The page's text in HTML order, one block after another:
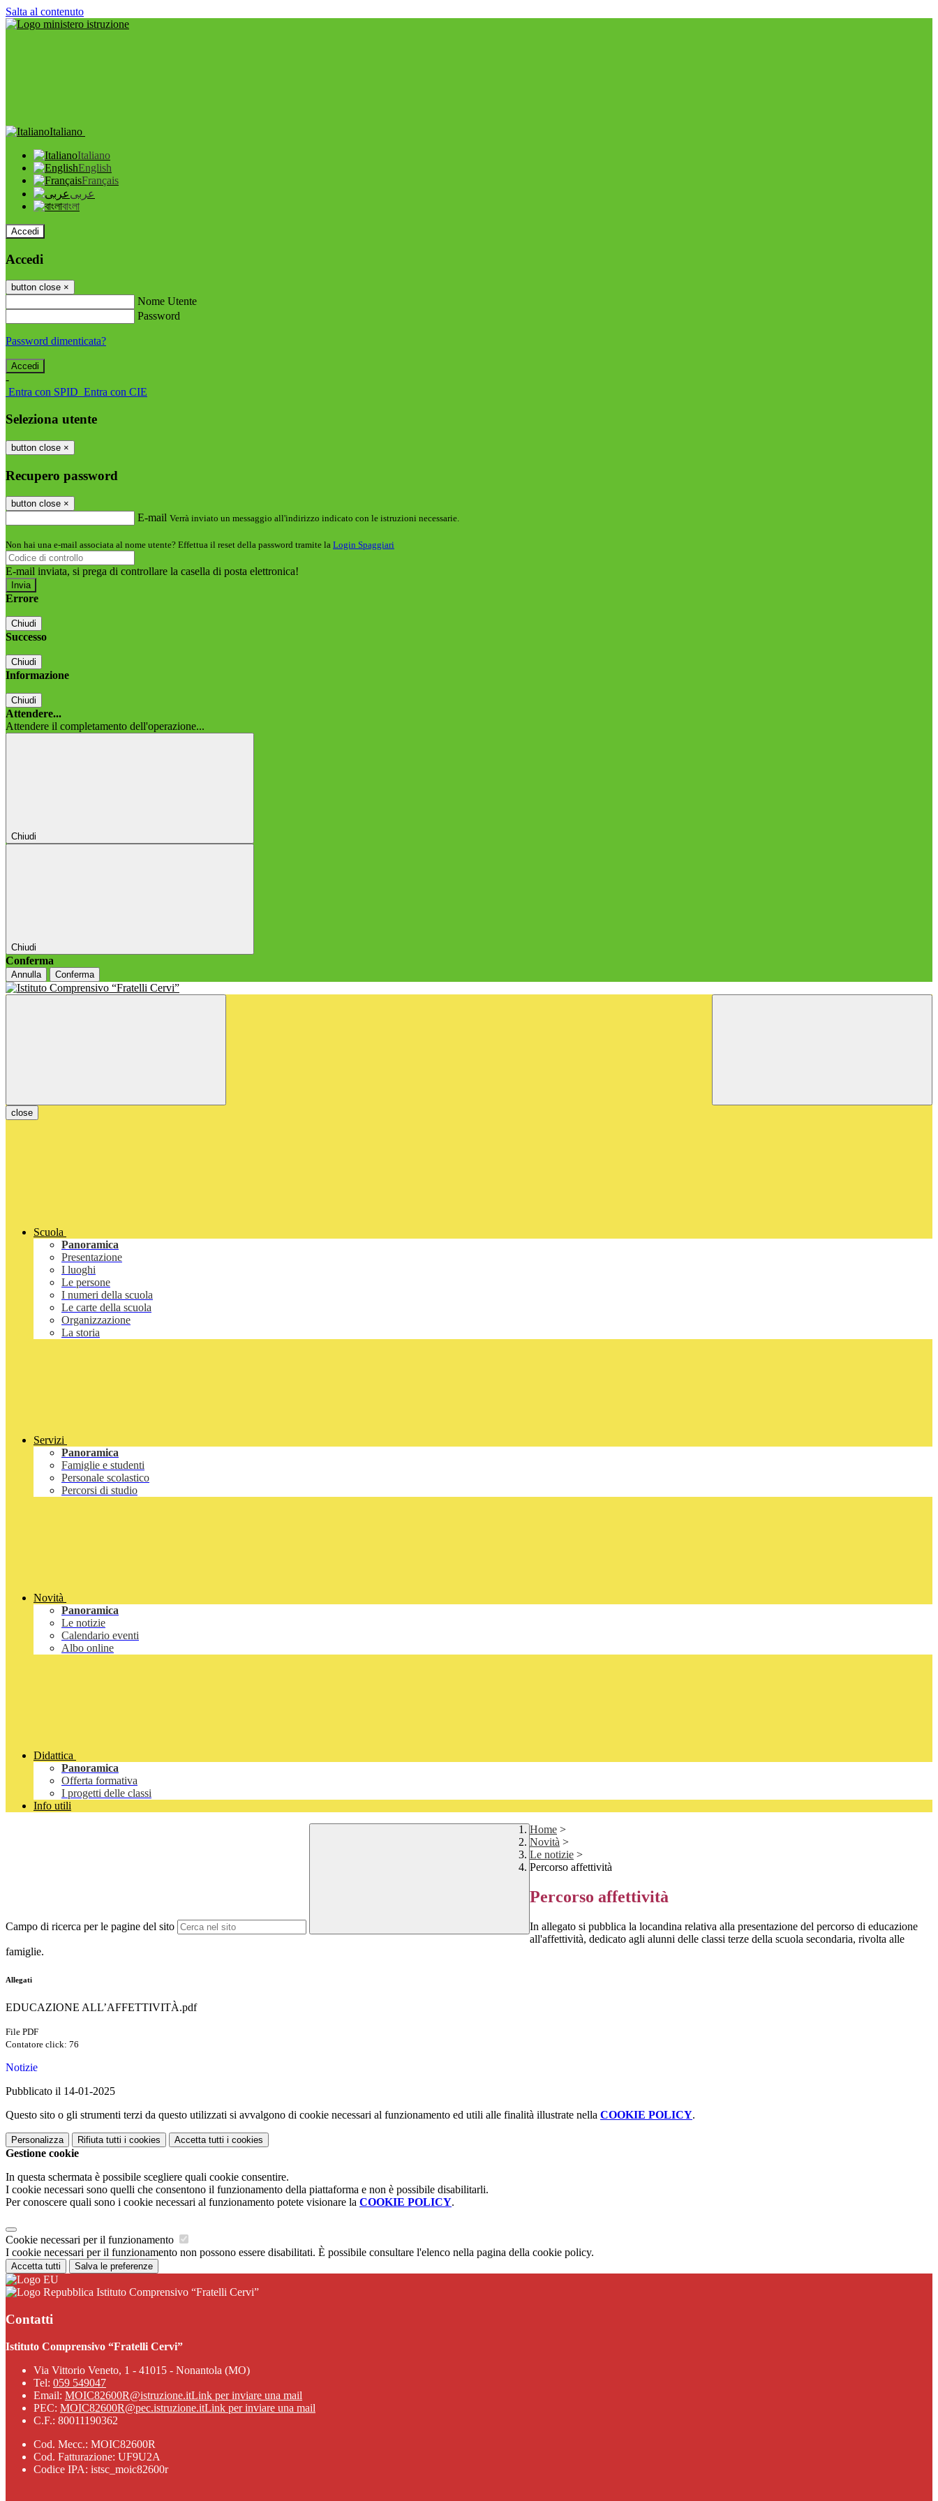
Salta al contenuto
Italiano
Italiano
English
Français
عربى
বাংলা
Accedi
Accedi
button close ×
Nome Utente
Password
Password dimenticata?
-
Entra con SPID Entra con CIE
Seleziona utente
button close ×
Recupero password
button close ×
E-mail Verrà inviato un messaggio all'indirizzo indicato con le istruzioni necessarie.
Non hai una e-mail associata al nome utente? Effettua il reset della password tramite la Login Spaggiari
E-mail inviata, si prega di controllare la casella di posta elettronica!
Errore
Chiudi
Successo
Chiudi
Informazione
Chiudi
Attendere...
Attendere il completamento dell'operazione...
Chiudi
Chiudi
Conferma
Annulla Conferma
close
Scuola
Panoramica
Presentazione
I luoghi
Le persone
I numeri della scuola
Le carte della scuola
Organizzazione
La storia
Servizi
Panoramica
Famiglie e studenti
Personale scolastico
Percorsi di studio
Novità
Panoramica
Le notizie
Calendario eventi
Albo online
Didattica
Panoramica
Offerta formativa
I progetti delle classi
Info utili
Campo di ricerca per le pagine del sito
Home >
Novità >
Le notizie >
Percorso affettività
Percorso affettività
In allegato si pubblica la locandina relativa alla presentazione del percorso di educazione
all'affettività, dedicato agli alunni delle classi terze della scuola secondaria, rivolta alle
famiglie.
Allegati
EDUCAZIONE ALL’AFFETTIVITÀ.pdf
File PDF
Contatore click: 76
Notizie
Pubblicato il 14-01-2025
Questo sito o gli strumenti terzi da questo utilizzati si avvalgono di cookie necessari al funzionamento ed utili alle finalità illustrate nella COOKIE POLICY.
Personalizza Rifiuta tutti i cookies Accetta tutti i cookies
Gestione cookie
In questa schermata è possibile scegliere quali cookie consentire.
I cookie necessari sono quelli che consentono il funzionamento della piattaforma e non è possibile disabilitarli.
Per conoscere quali sono i cookie necessari al funzionamento potete visionare la COOKIE POLICY.
Cookie necessari per il funzionamento
I cookie necessari per il funzionamento non possono essere disabilitati. È possibile consultare l'elenco nella pagina della cookie policy.
Accetta tutti Salva le preferenze
Istituto Comprensivo “Fratelli Cervi”
Contatti
Istituto Comprensivo “Fratelli Cervi”
Via Vittorio Veneto, 1 - 41015 - Nonantola (MO)
Tel: 059 549047
Email: MOIC82600R@istruzione.itLink per inviare una mail
PEC: MOIC82600R@pec.istruzione.itLink per inviare una mail
C.F.: 80011190362
Cod. Mecc.: MOIC82600R
Cod. Fatturazione: UF9U2A
Codice IPA: istsc_moic82600r